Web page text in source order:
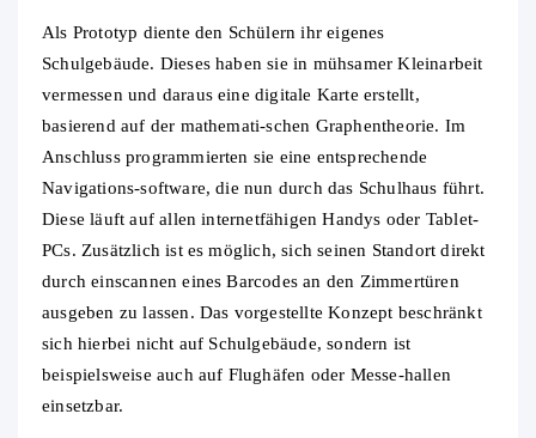
Als Prototyp diente den Schülern ihr eigenes
Schulgebäude. Dieses haben sie in mühsamer Kleinarbeit
vermessen und daraus eine digitale Karte erstellt,
basierend auf der mathemati-schen Graphentheorie. Im
Anschluss programmierten sie eine entsprechende
Navigations-software, die nun durch das Schulhaus führt.
Diese läuft auf allen internetfähigen Handys oder Tablet-
PCs. Zusätzlich ist es möglich, sich seinen Standort direkt
durch einscannen eines Barcodes an den Zimmertüren
ausgeben zu lassen. Das vorgestellte Konzept beschränkt
sich hierbei nicht auf Schulgebäude, sondern ist
beispielsweise auch auf Flughäfen oder Messe-hallen
einsetzbar.